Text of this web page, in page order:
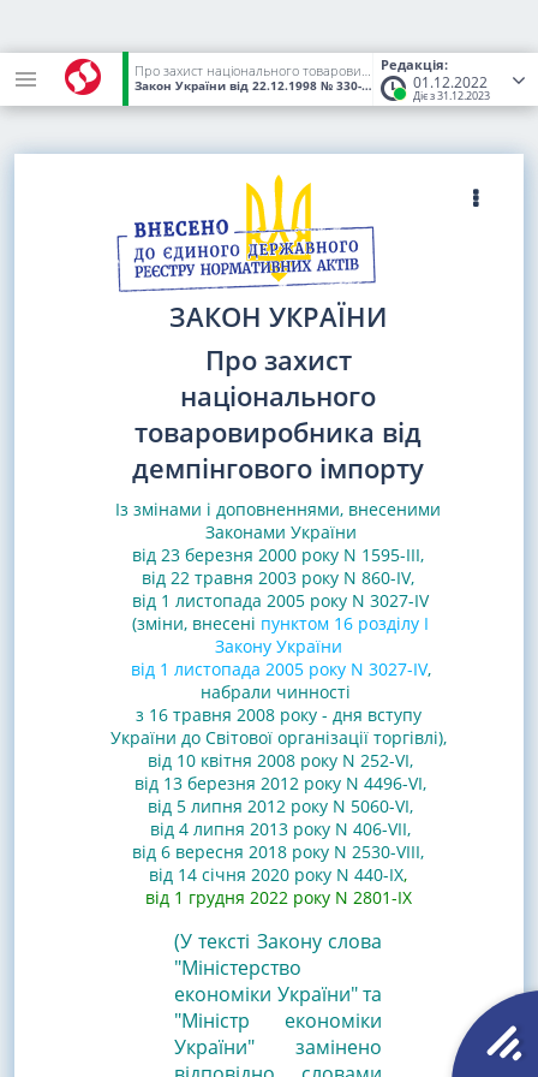
Редакція:
01.12.2022
Діє з 31.12.2023
Про захист національного товаровиробника від демпінгового імпорту
Закон України від 22.12.1998 № 330-XIV (Статус:Чинний)
ЗАКОН УКРАЇНИ
Про захист
національного
товаровиробника від
демпінгового імпорту
Із змінами і доповненнями, внесеними
Законами України
від 23 березня 2000 року N 1595-III,
від 22 травня 2003 року N 860-IV,
від 1 листопада 2005 року N 3027-IV
(зміни, внесені пунктом 16 розділу I
Закону України
від 1 листопада 2005 року N 3027-IV,
набрали чинності
з 16 травня 2008 року - дня вступу
України до Світової організації торгівлі),
від 10 квітня 2008 року N 252-VI,
від 13 березня 2012 року N 4496-VI,
від 5 липня 2012 року N 5060-VI,
від 4 липня 2013 року N 406-VII,
від 6 вересня 2018 року N 2530-VIII,
від 14 січня 2020 року N 440-IX,
від 1 грудня 2022 року N 2801-IX
(У тексті Закону слова
"Міністерство
економіки України" та
"Міністр економіки
України" замінено